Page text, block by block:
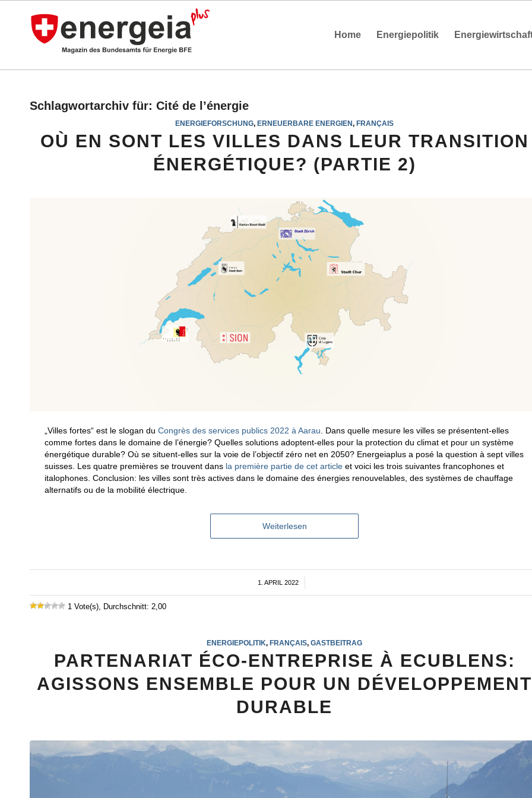
Home Energiepolitik
Schlagwortarchiv für: Cité de l’énergie
ENERGIEFORSCHUNG,ERNEUERBARE ENERGIEN,FRANÇAIS
OÙ EN SONT LES VILLES DANS LEUR TRANSITION
ÉNERGÉTIQUE? (PARTIE 2)
„Villes fortes“ est le slogan du Congrès des services publics 2022 à Aarau. Dans quelle mesure les villes se présentent-elles
comme fortes dans le domaine de l’énergie? Quelles solutions adoptent-elles pour la protection du climat et pour un système
énergétique durable? Où se situent-elles sur la voie de l’objectif zéro net en 2050? Energeiaplus a posé la question à sept villes
suisses. Les quatre premières se trouvent dans la première partie de cet article et voici les trois suivantes francophones et
italophones. Conclusion: les villes sont très actives dans le domaine des énergies renouvelables, des systèmes de chauffage
alternatifs ou de la mobilité électrique.
Weiterlesen
1. APRIL 2022
/
1 Vote(s), Durchschnitt: 2,00
ENERGIEPOLITIK, FRANÇAIS,GASTBEITRAG
PARTENARIAT ÉCO-ENTREPRISE À ECUBLENS:
AGISSONS ENSEMBLE POUR UN DÉVELOPPEMENT
DURABLE